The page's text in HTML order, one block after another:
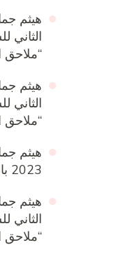
هيثم
الثاني
“ملاحق
هيثم
الثاني
“ملاحق
هيثم
2023 بالبحث برقم الجلوس الترم الثاني
هيثم
الثاني
“ملاحق